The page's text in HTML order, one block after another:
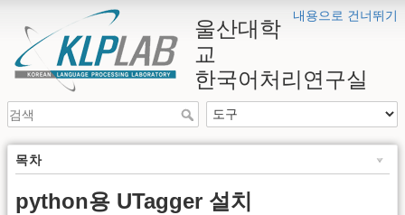
내용으로 건너뛰기
울산대학
교
한국어처리연구실
목차
python용 UTagger 설치